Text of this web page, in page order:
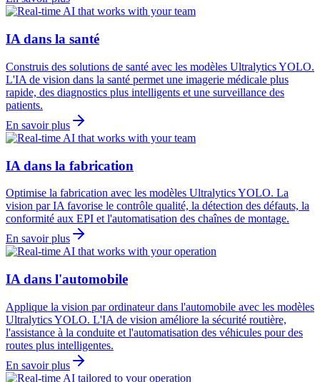
IA dans la santé
Construis des solutions de santé avec les modèles Ultralytics YOLO.
L'IA de vision dans la santé permet une imagerie médicale plus
rapide, des diagnostics plus intelligents et une surveillance des
patients.
En savoir plus
IA dans la fabrication
Optimise la fabrication avec les modèles Ultralytics YOLO. La
vision par IA favorise le contrôle qualité, la détection des défauts, la
conformité aux EPI et l'automatisation des chaînes de montage.
En savoir plus
IA dans l'automobile
Applique la vision par ordinateur dans l'automobile avec les modèles
Ultralytics YOLO. L'IA de vision améliore la sécurité routière,
l'assistance à la conduite et l'automatisation des véhicules pour des
routes plus intelligentes.
En savoir plus